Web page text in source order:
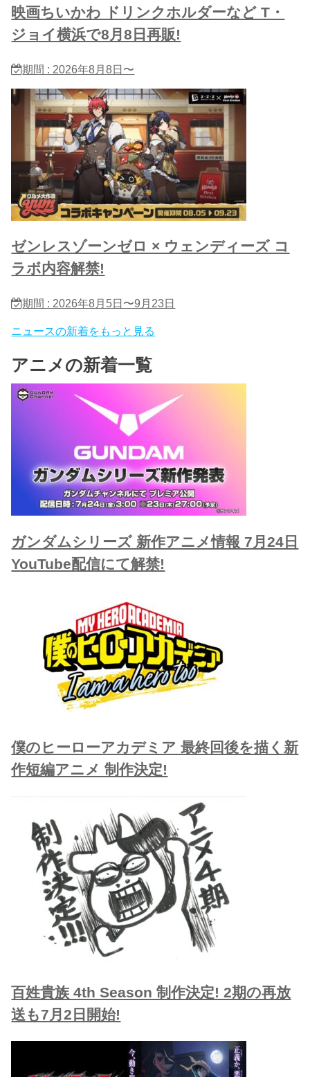
映画ちいかわ ドリンクホルダーなど T・
ジョイ横浜で8月8日再販!
期間 : 2026年8月8日〜
ゼンレスゾーンゼロ × ウェンディーズ コ
ラボ内容解禁!
期間 : 2026年8月5日〜9月23日
ニュースの新着をもっと見る
アニメの新着一覧
ガンダムシリーズ 新作アニメ情報 7月24日
YouTube配信にて解禁!
僕のヒーローアカデミア 最終回後を描く新
作短編アニメ 制作決定!
百姓貴族 4th Season 制作決定! 2期の再放
送も7月2日開始!